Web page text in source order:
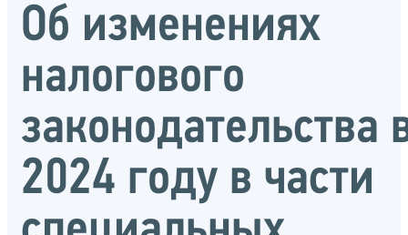
Об изменениях
налогового
законодательства
2024 году в части